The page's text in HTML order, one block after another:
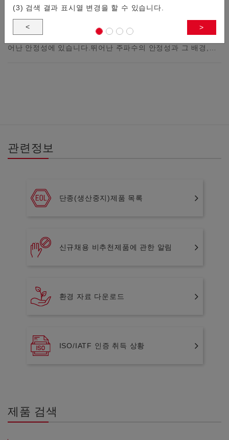
(3) 검색 결과 표시열 변경을 할 수 있습니다.
< >
수정 디바이스는 세상의 모든 전자 기기에 사용되고 있다고 해
도 과언이 아닙니다. 그렇게 많이 사용되는 이유는 주파수의 뛰
어난 안정성에 있습니다.뛰어난 주파수의 안정성과 그 배경,…
관련정보
단종(생산중지)제품 목록
신규채용 비추천제품에 관한 알림
환경 자료 다운로드
ISO/IATF 인증 취득 상황
제품 검색